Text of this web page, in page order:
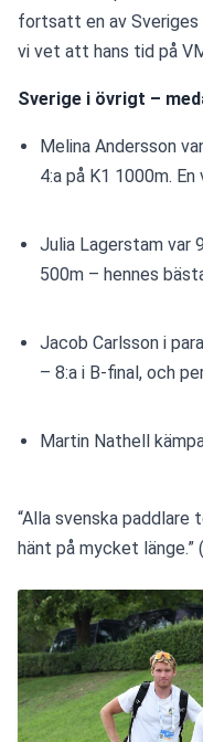
fortsatt en av
vi vet att hans tid på
Sverige i övrigt –
Melina Andersson
4:a på K1 1000m.
Julia Lagerstam var
500m – hennes
Jacob Carlsson i
– 8:a i B-final, och
Martin Nathell
“Alla svenska
hänt på mycket